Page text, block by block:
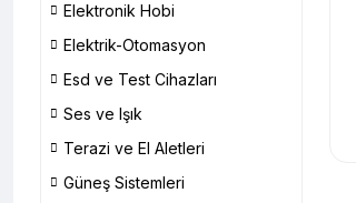
Elektronik Hobi
Elektrik-Otomasyon
Esd ve Test Cihazları
Ses ve Işık
Terazi ve El Aletleri
Güneş Sistemleri